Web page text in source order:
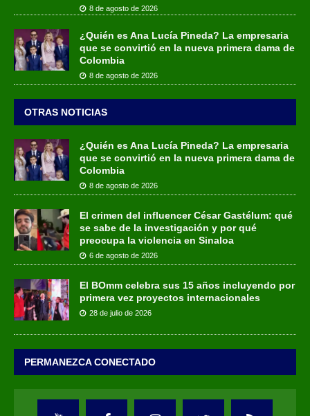
8 de agosto de 2026
¿Quién es Ana Lucía Pineda? La empresaria
que se convirtió en la nueva primera dama de
Colombia
8 de agosto de 2026
OTRAS NOTICIAS
¿Quién es Ana Lucía Pineda? La empresaria
que se convirtió en la nueva primera dama de
Colombia
8 de agosto de 2026
El crimen del influencer César Gastélum: qué
se sabe de la investigación y por qué
preocupa la violencia en Sinaloa
6 de agosto de 2026
El BOmm celebra sus 15 años incluyendo por
primera vez proyectos internacionales
28 de julio de 2026
PERMANEZCA CONECTADO